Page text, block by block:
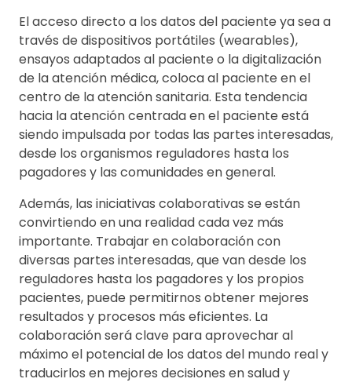
El acceso directo a los datos del paciente ya sea a
través de dispositivos portátiles (wearables),
ensayos adaptados al paciente o la digitalización
de la atención médica, coloca al paciente en el
centro de la atención sanitaria. Esta tendencia
hacia la atención centrada en el paciente está
siendo impulsada por todas las partes interesadas,
desde los organismos reguladores hasta los
pagadores y las comunidades en general.
Además, las iniciativas colaborativas se están
convirtiendo en una realidad cada vez más
importante. Trabajar en colaboración con
diversas partes interesadas, que van desde los
reguladores hasta los pagadores y los propios
pacientes, puede permitirnos obtener mejores
resultados y procesos más eficientes. La
colaboración será clave para aprovechar al
máximo el potencial de los datos del mundo real y
traducirlos en mejores decisiones en salud y